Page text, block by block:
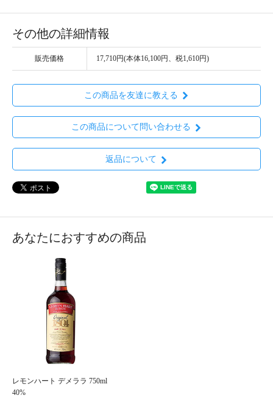
その他の詳細情報
販売価格 17,710円(本体16,100円、税1,610円)
この商品を友達に教える
この商品について問い合わせる
返品について
あなたにおすすめの商品
レモンハート デメララ 750ml
40%